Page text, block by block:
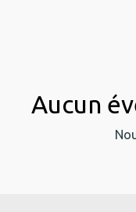
Aucun